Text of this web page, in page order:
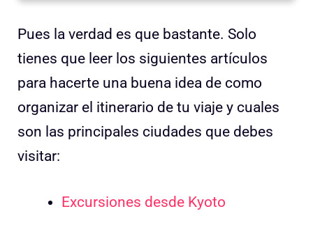
Pues la verdad es que bastante. Solo
tienes que leer los siguientes artículos
para hacerte una buena idea de como
organizar el itinerario de tu viaje y cuales
son las principales ciudades que debes
visitar:
Excursiones desde Kyoto